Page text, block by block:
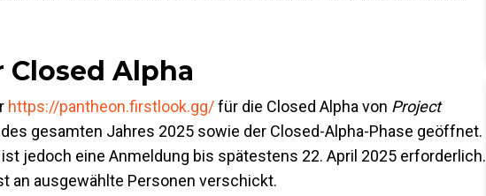
Alpha
https://pantheon.firstlook.gg/für die Closed Alpha von Project
gesamten Jahres 2025 sowie der Closed-Alpha-Phase geöffnet.
jedoch eine Anmeldung bis spätestens 22. April 2025 erforderlich.
an ausgewählte Personen verschickt.